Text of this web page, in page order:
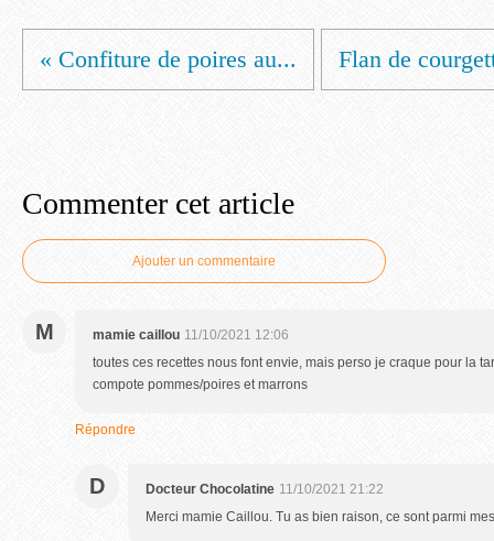
« Confiture de poires au... Flan de
Commenter cet article
Ajouter un commentaire
M mamie caillou 11/10/2021 12:06
toutes ces recettes nous font envie, mais perso je craque pour la
compote pommes/poires et marrons
Répondre
D Docteur Chocolatine 11/10/2021 21:22
Merci mamie Caillou. Tu as bien raison, ce sont parmi